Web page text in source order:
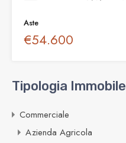
Aste
€54.600
Tipologia Immobile
Commerciale
Azienda Agricola